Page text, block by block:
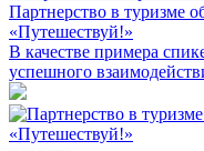
Партнерство в туризме
«Путешествуй!»
В качестве примера
успешного